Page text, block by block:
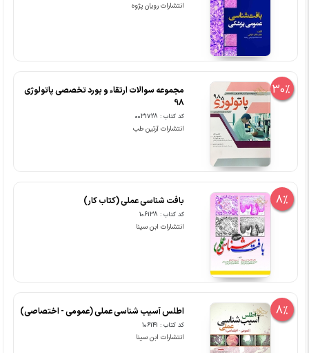
انتشارات رویان پژوه
30%
مجموعه سوالات ارتقاء و بورد تخصصی پاتولوژی
98
کد کتاب : 0031728
انتشارات آرتین طب
8% بافت شناسی عملی (کتاب کار)
کد کتاب : 106138
انتشارات ابن سینا
8% اطلس آسیب شناسی عملی (عمومی - اختصاصی)
کد کتاب : 106141
انتشارات ابن سینا